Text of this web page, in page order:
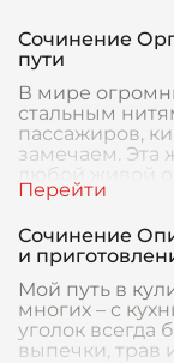
Сочинение
пути
В мире
стальным
пассажиров,
замечаем. Эта
любой живой
Сочинение
и
Мой путь в
многих – с
уголок
выпечки, трав